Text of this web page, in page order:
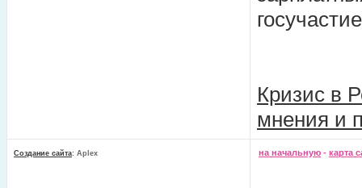
Кризис в
мнения и
Создание сайта: Aplex на начальную - карта